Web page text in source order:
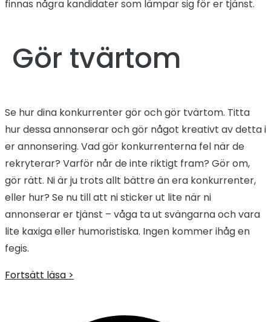
finnas några kandidater som lämpar sig för er tjänst.
Gör tvärtom
Se hur dina konkurrenter gör och gör tvärtom. Titta
hur dessa annonserar och gör något kreativt av detta i
er annonsering. Vad gör konkurrenterna fel när de
rekryterar? Varför når de inte riktigt fram? Gör om,
gör rätt. Ni är ju trots allt bättre än era konkurrenter,
eller hur? Se nu till att ni sticker ut lite när ni
annonserar er tjänst – våga ta ut svängarna och vara
lite kaxiga eller humoristiska. Ingen kommer ihåg en
fegis.
Fortsätt läsa >